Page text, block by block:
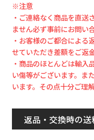
※注意
・ご連絡なく商品を直送
ません必ず事前にお問い
・お客様のご都合による
せていただき差額をご返
・商品のほとんどは輸入
い傷等がございます。ま
います。その点十分ご理
返品・交換時の送